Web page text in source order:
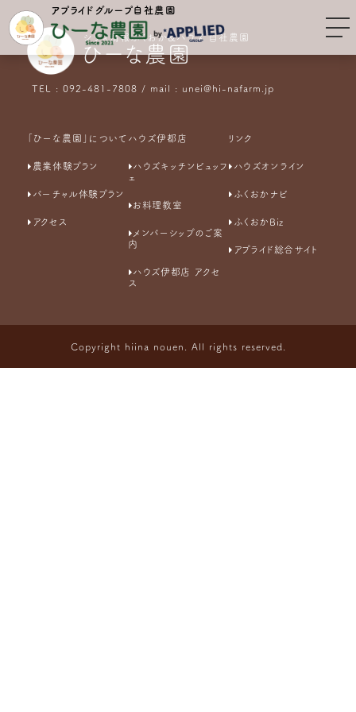
アプライドグループ自社農園
シティ情報ふくおか&ハウズ 自社農園
ひーな農園
TEL : 092-481-7808 / mail : unei@hi-nafarm.jp
「ひーな農園」について
農業体験プラン
バーチャル体験プラン
アクセス
ハウズ伊都店
ハウズキッチンビュッフ
ェ
お料理教室
メンバーシップのご案
内
ハウズ伊都店 アクセ
ス
リンク
ハウズオンライン
ふくおかナビ
ふくおかBiz
アプライド総合サイト
Copyright hiina nouen. All rights reserved.